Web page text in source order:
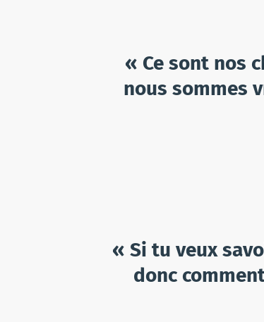
« Ce sont nos
nous sommes
« Si tu veux
donc